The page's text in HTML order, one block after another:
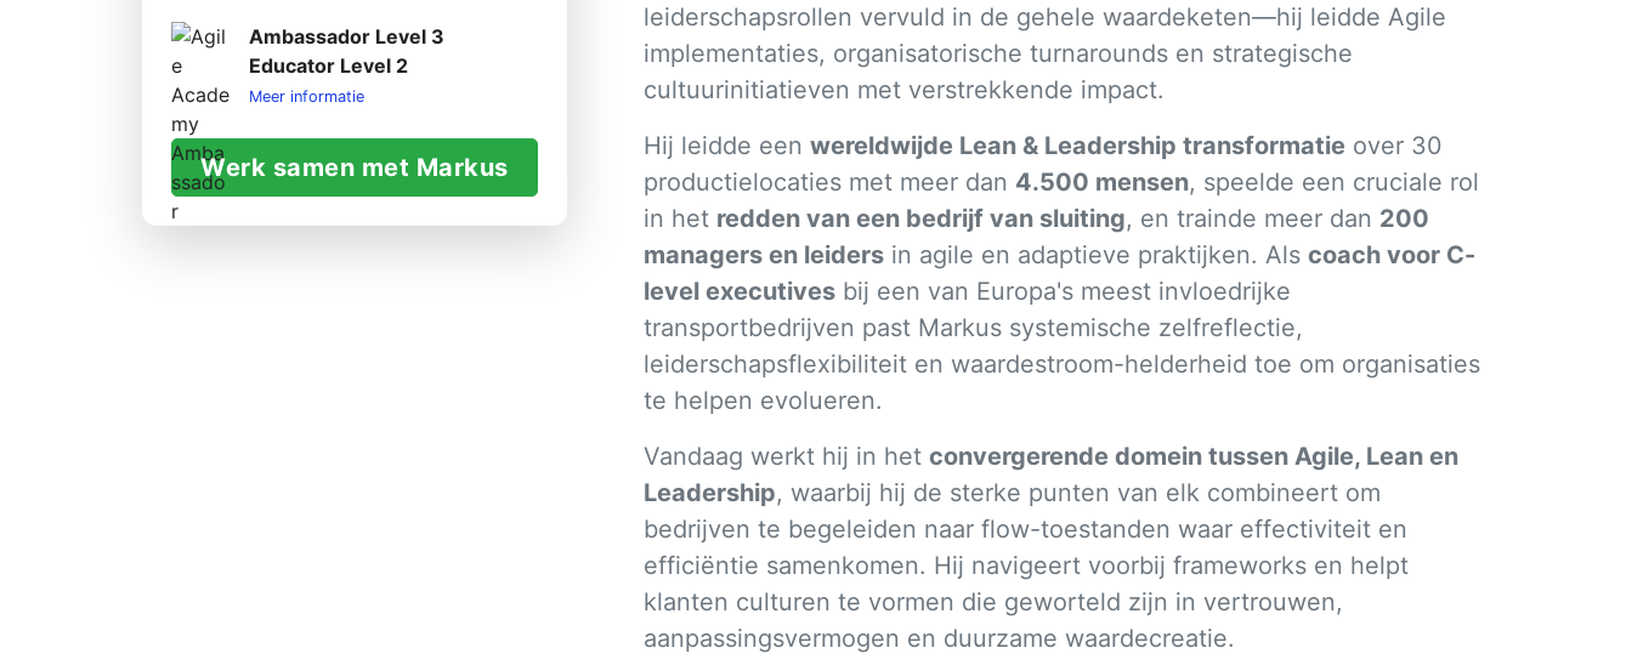
Ambassador Level 3
Educator Level 2
Meer informatie
Werk samen met Markus
leiderschapsrollen vervuld in de gehele waardeketen—hij leidde Agile
implementaties, organisatorische turnarounds en strategische
cultuurinitiatieven met verstrekkende impact.
Hij leidde een wereldwijde Lean & Leadership transformatie over 30
productielocaties met meer dan 4.500 mensen, speelde een cruciale rol
in het redden van een bedrijf van sluiting, en trainde meer dan 200
managers en leiders in agile en adaptieve praktijken. Als coach voor C-
level executives bij een van Europa's meest invloedrijke
transportbedrijven past Markus systemische zelfreflectie,
leiderschapsflexibiliteit en waardestroom-helderheid toe om organisaties
te helpen evolueren.
Vandaag werkt hij in het convergerende domein tussen Agile, Lean en
Leadership, waarbij hij de sterke punten van elk combineert om
bedrijven te begeleiden naar flow-toestanden waar effectiviteit en
efficiëntie samenkomen. Hij navigeert voorbij frameworks en helpt
klanten culturen te vormen die geworteld zijn in vertrouwen,
aanpassingsvermogen en duurzame waardecreatie.